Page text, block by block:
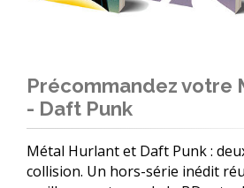
Précommandez votre
- Daft Punk
Métal Hurlant et Daft Punk :
collision. Un hors-série inédit